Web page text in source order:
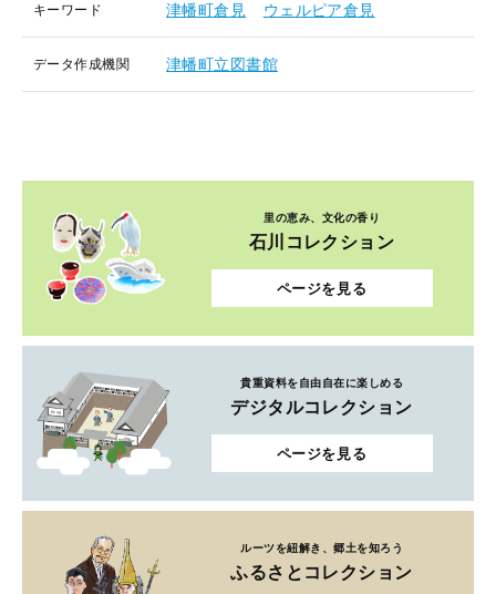
キーワード 津幡町倉見 ウェルピア倉見
データ作成機関 津幡町立図書館
里の恵み、文化の香り
石川コレクション
ページを見る
貴重資料を自由自在に楽しめる
デジタルコレクション
ページを見る
ルーツを紐解き、郷土を知ろう
ふるさとコレクション